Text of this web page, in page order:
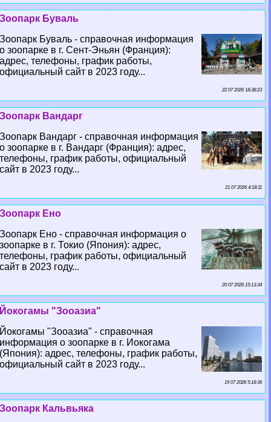
Зоопарк Буваль
Зоопарк Буваль - справочная информация
о зоопарке в г. Сент-Эньян (Франция):
адрес, телефоны, график работы,
официальный сайт в 2023 году...
22 07 2026 18:38:23
Зоопарк Вандарг
Зоопарк Вандарг - справочная информация
о зоопарке в г. Вандарг (Франция): адрес,
телефоны, график работы, официальный
сайт в 2023 году...
21 07 2026 4:18:11
Зоопарк Ено
Зоопарк Ено - справочная информация о
зоопарке в г. Токио (Япония): адрес,
телефоны, график работы, официальный
сайт в 2023 году...
20 07 2026 15:13:34
Йокогамы "Зооазиа"
Йокогамы "Зооазиа" - справочная
информация о зоопарке в г. Иокогама
(Япония): адрес, телефоны, график работы,
официальный сайт в 2023 году...
19 07 2026 5:18:36
Зоопарк Кальвьяка